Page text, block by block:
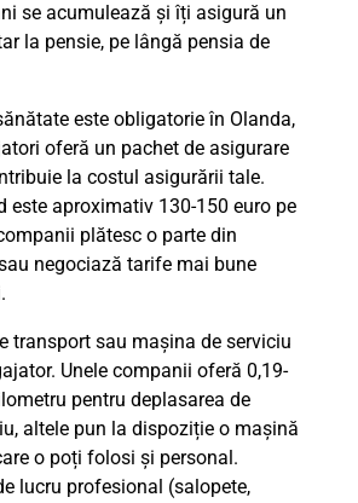
se acumulează și îți asigură un
la pensie, pe lângă pensia de
este obligatorie în Olanda,
oferă un pachet de asigurare
la costul asigurării tale.
este aproximativ 130-150 euro pe
plătesc o parte din
negociază tarife mai bune
transport sau mașina de serviciu
Unele companii oferă 0,19-
pentru deplasarea de
altele pun la dispoziție o mașină
o poți folosi și personal.
lucru profesional (salopete,